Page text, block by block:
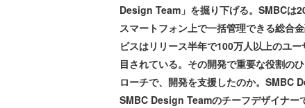
Design Team」を掘り下げる。SMBCは
スマートフォン上で一括管理できる総合
ビスはリリース半年で100万人以上のユ
目されている。その開発で重要な役割の
ローチで、開発を支援したのか。SMBC
SMBC Design Teamのチーフデザイナー